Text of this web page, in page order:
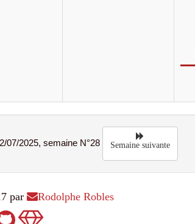
07/2025, semaine N°28 Semaine suivante
par Rodolphe Robles